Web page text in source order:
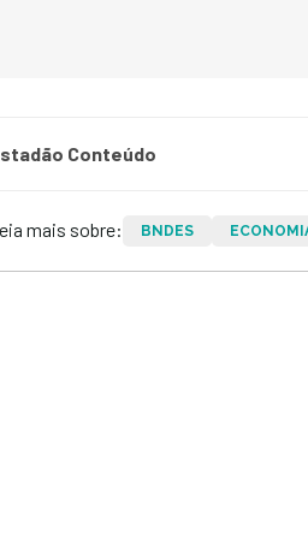
Conteúdo
mais sobre: BNDES